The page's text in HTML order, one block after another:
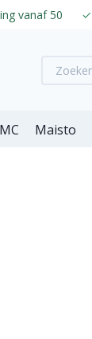
vanaf 50 ✓
Maisto